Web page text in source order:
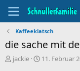
Kaffeeklatsch
die sache mit
T
jackie
B11. Februar